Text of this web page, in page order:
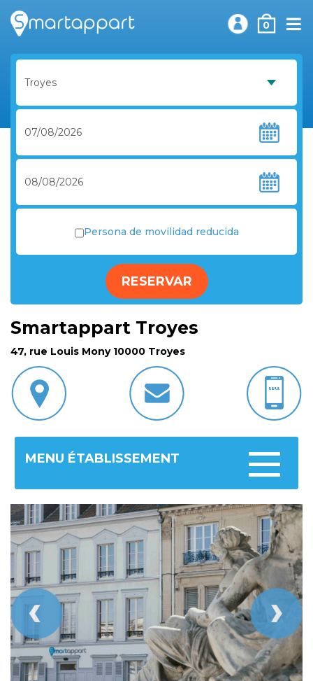
0
Persona de movilidad reducida
RESERVAR
Smartappart Troyes
47, rue Louis Mony 10000 Troyes
Toggle
MENU ÉTABLISSEMENT